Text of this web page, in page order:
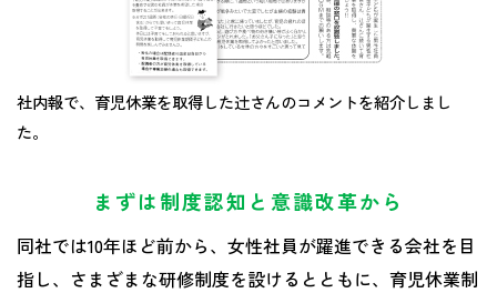
社内報で、育児休業を取得した辻さんのコメントを紹介しまし
た。
まずは制度認知と意識改革から
同社では10年ほど前から、女性社員が躍進できる会社を目
指し、さまざまな研修制度を設けるとともに、育児休業制